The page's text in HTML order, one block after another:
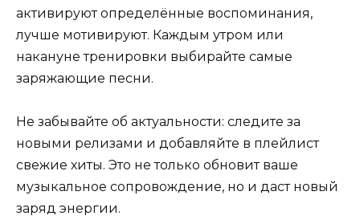
активируют определённые воспоминания,
лучше мотивируют. Каждым утром или
накануне тренировки выбирайте самые
заряжающие песни.
Не забывайте об актуальности: следите за
новыми релизами и добавляйте в плейлист
свежие хиты. Это не только обновит ваше
музыкальное сопровождение, но и даст новый
заряд энергии.